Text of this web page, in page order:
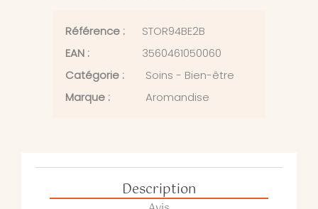
Référence :
STOR94BE2B
EAN :
3560461050060
Catégorie :
Soins - Bien-être
Marque :
Aromandise
Description